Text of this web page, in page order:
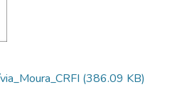
(386.09 KB)